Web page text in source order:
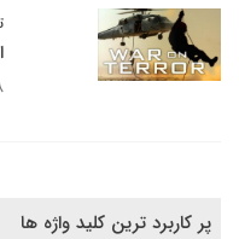
پر کاربرد ترین کلید واژه ها